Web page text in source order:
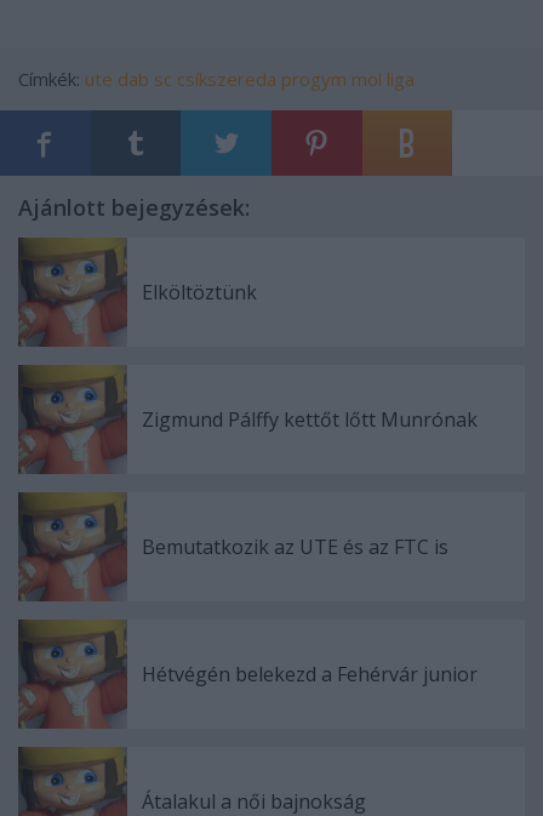
Címkék: ute dab sc csíkszereda progym mol liga
Ajánlott bejegyzések:
Elköltöztünk
Zigmund Pálffy kettőt lőtt Munrónak
Bemutatkozik az UTE és az FTC is
Hétvégén belekezd a Fehérvár junior
Átalakul a női bajnokság